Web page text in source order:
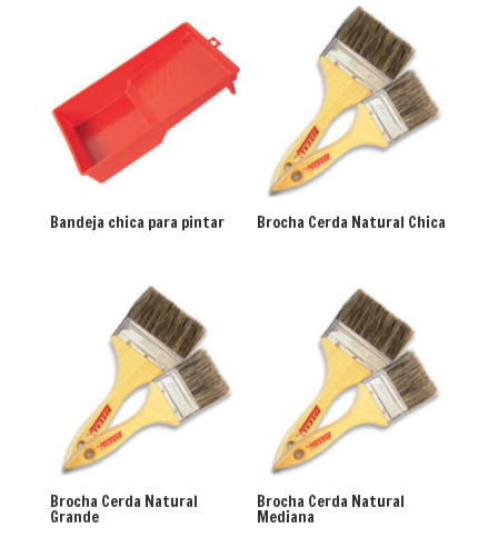
Bandeja chica para pintar Brocha Cerda Natural Chica
Brocha Cerda Natural
Grande
Brocha Cerda Natural
Mediana